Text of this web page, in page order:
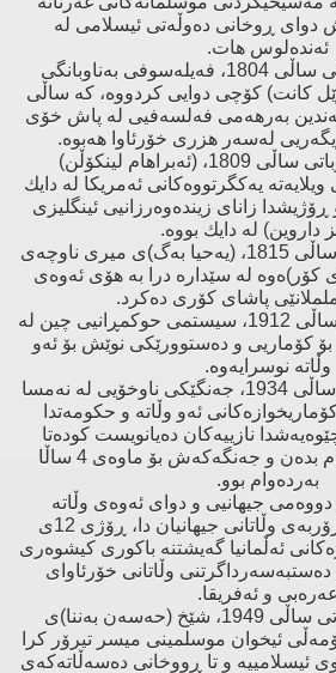
دوای ڕوخانی دەوڵەتی ئیسلامی لە
ئەندەلوس هات.
- ڕۆژی 12ی شوباتی ساڵی 1804، فەیلەسوفی بەناوبانگی
كانت) كۆچی دوایی كردووە، كە ساڵی
‌و چەندین بەرهەمی فەلسەفیی لە پاش خۆی
لەسەر هزری خۆرئاوا هەبوە.
- ڕۆژی 12ی شوباتی ساڵی 1809، (ئەبراهام لینكۆڵن)
یەكگرتووەكانی ئەمریكا لە دایك
زانای زیندەوەرزانیی ئینگلیزی
داروین) لە دایك بووە.
- ڕۆژی 12ی شوباتی ساڵی 1815، (یەحیا بەگ)ی میری ناوچەی
كۆر)ەوە لە سێدارە درا بە هۆی ئەوەی
پاشای كۆری دەكرد.
- ڕۆژی 12ی شوباتی ساڵی 1912، سیستمی حوكمڕانیی چین لە
بۆ كۆماریی ‌و دەستوورێكی نوێش بۆ ئەو
وڵاتە نوسرایەوە.
- ڕۆژی 12ی شوباتی ساڵی 1934، جەنگێكی ناوخۆیی لە نەمسا
ئەو وڵاتە ‌و حكومەتدا
نازییەكان دەیانویست كودەتا
بەسەر دەوڵەتدا ئەنجام بدەن ‌و جەنگەكەش بۆ ماوەی 4 ساڵا
بەردەوام بوو.
جیهانیی ‌و دوای ئەوەی وڵاتە
زلهێزەكان پەلاماری زۆربەی وڵاتانی جیهانیان دا، ڕۆژی 12ی
ساڵی 1941 هێزەكانی ئەڵمانیا گەیشتنە باكوری كیشوەری
وڵاتانی خۆرئاوای
عەرەبی ‌و ئەفریقا.
- ڕۆژی 12ی شوباتی ساڵی 1949، شێخ (حەسەن بەننا)ی
ئیخوان موسلمینی میسر تیرۆر كرا
ئیسلامییە ‌و تا ڕووخانی دەسەڵاتەكەی